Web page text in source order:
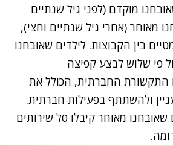
מוקדם (לפני גיל שנתיים
מאוחר (אחרי גיל שנתיים וחצי),
בין הקבוצות. לילדים שאובחנו
פי שלוש לבצע קפיצה
החברתית, הכולל את
ולהשתתף בפעילות חברתית.
מאוחר קיבלו סל שירותים